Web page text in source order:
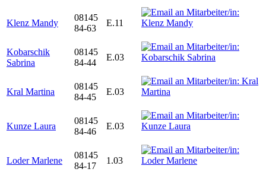
Klenz Mandy
08145
84-63
E.11
Kobarschik
Sabrina
08145
84-44
E.03
Kral Martina
08145
84-45
E.03
Kunze Laura
08145
84-46
E.03
Loder Marlene
08145
84-17
1.03